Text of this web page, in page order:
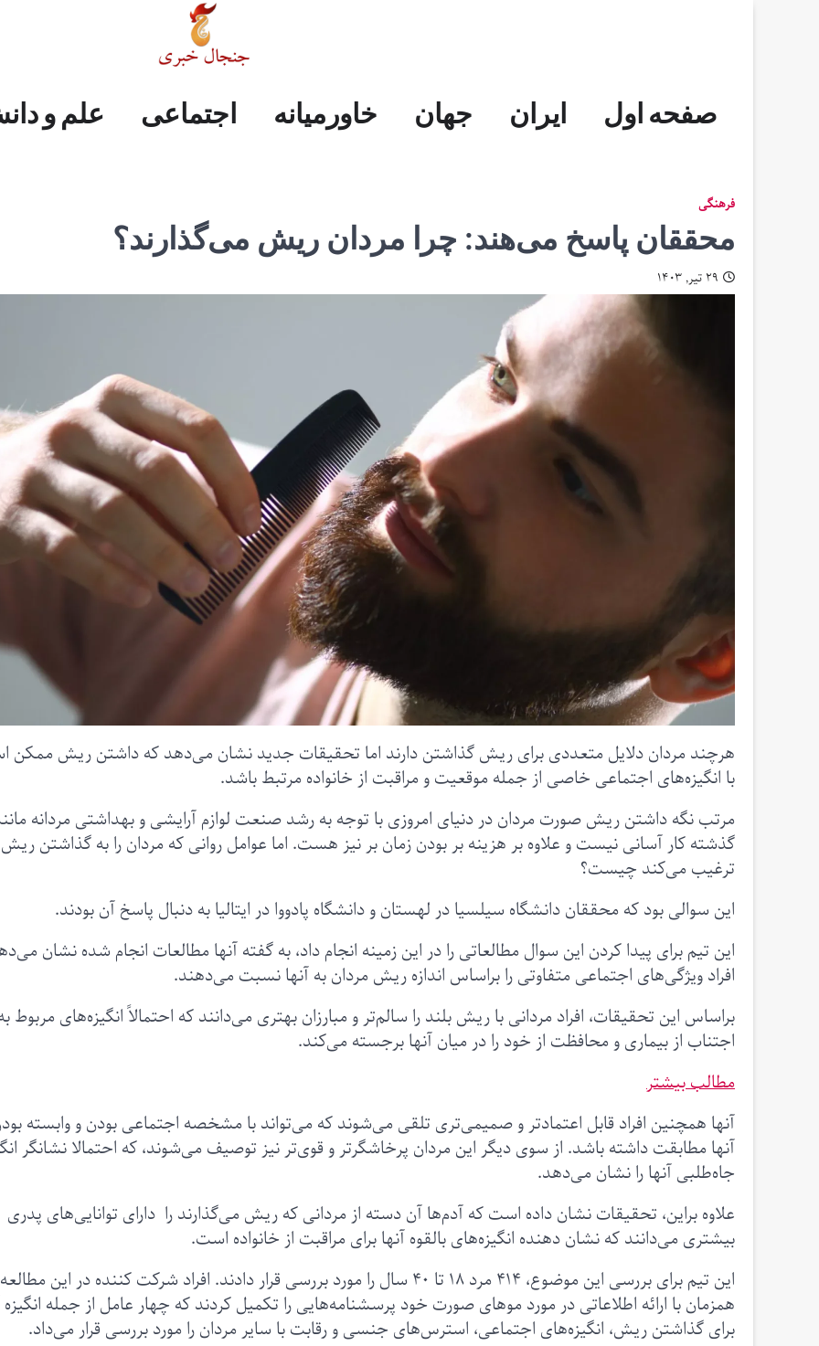
صفحه
ایران
جهان
خاورمیانه
اجتماعی
علم
فرهنگی
صفحه اول ایران جهان خاورمیانه اجتماعی علم و
فرهنگی
محققان پاسخ می‌هند: چرا مردان ریش می‌گذارند؟
۲۹ تیر, ۱۴۰۳
هرچند مردان دلایل متعددی برای ریش گذاشتن دارند اما تحقیقات جدید نشان می‌دهد که داشتن ریش ممکن
با انگیزه‌های اجتماعی خاصی از جمله موقعیت و مراقبت از خانواده مرتبط باشد.
مرتب نگه داشتن ریش صورت مردان در دنیای امروزی با توجه به رشد صنعت لوازم آرایشی و بهداشتی مردانه
گذشته کار آسانی نیست و علاوه بر هزینه بر بودن زمان بر نیز هست. اما عوامل روانی که مردان را به گذاشتن ریش
ترغیب می‌کند چیست؟
این سوالی بود که محققان دانشگاه سیلسیا در لهستان و دانشگاه پادووا در ایتالیا به دنبال پاسخ آن بودند.
این تیم برای پیدا کردن این سوال مطالعاتی را در این زمینه انجام داد، به گفته آنها مطالعات انجام شده نشان
افراد ویژگی‌های اجتماعی متفاوتی را براساس اندازه ریش مردان به آنها نسبت می‌دهند.
براساس این تحقیقات، افراد مردانی با ریش بلند را سالم‌تر و مبارزان بهتری می‌دانند که احتمالاً انگیزه‌های مربوط
اجتناب از بیماری و محافظت از خود را در میان آنها برجسته می‌کند.
مطالب بیشتر
آنها همچنین افراد قابل اعتمادتر و صمیمی‌تری تلقی می‌شوند که می‌تواند با مشخصه اجتماعی بودن و وابسته
آنها مطابقت داشته باشد. از سوی دیگر این مردان پرخاشگرتر و قوی‌تر نیز توصیف می‌شوند، که احتمالا نشانگر
جاه‌طلبی آنها را نشان می‌دهد.
علاوه براین، تحقیقات نشان داده است که آدم‌ها آن دسته از مردانی که ریش می‌گذارند را دارای توانایی‌های پدری
بیشتری می‌دانند که نشان دهنده انگیزه‌های بالقوه آنها برای مراقبت از خانواده است.
این تیم برای بررسی این موضوع، ۴۱۴ مرد ۱۸ تا ۴۰ سال را مورد بررسی قرار دادند. افراد شرکت کننده در این مطالعه
همزمان با ارائه اطلاعاتی در مورد موهای صورت خود پرسشنامه‌هایی را تکمیل کردند که چهار عامل از جمله انگیزه
برای گذاشتن ریش، انگیزه‌های اجتماعی، استرس‌های جنسی و رقابت با سایر مردان را مورد بررسی قرار می‌داد.